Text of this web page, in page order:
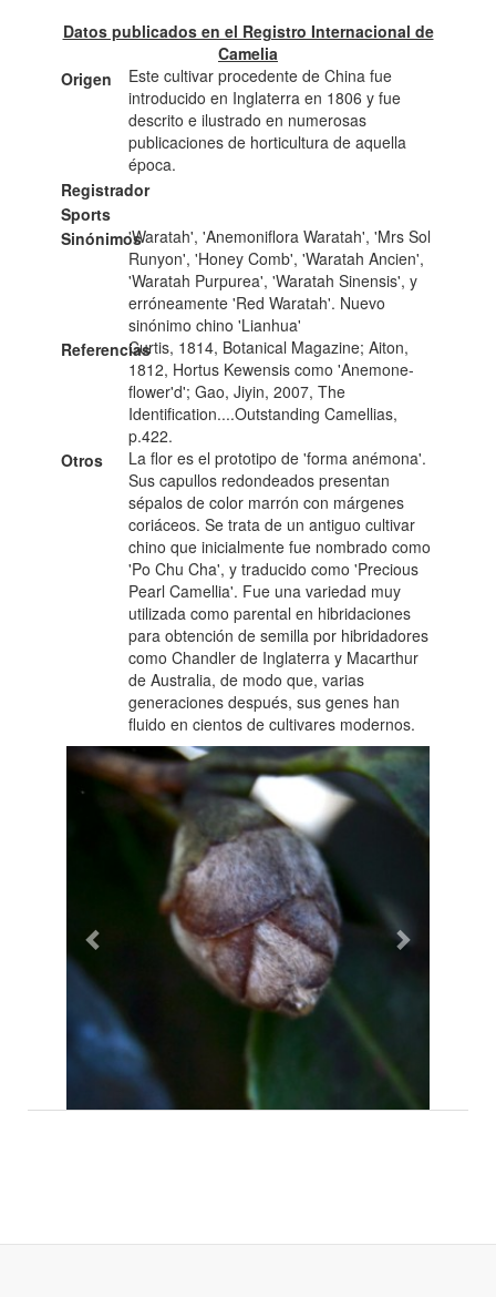
Datos publicados en el Registro Internacional de
Camelia
Origen
Este cultivar procedente de China fue
introducido en Inglaterra en 1806 y fue
descrito e ilustrado en numerosas
publicaciones de horticultura de aquella
época.
Registrador
Sports
Sinónimos'Waratah', 'Anemoniflora Waratah', 'Mrs Sol
Runyon', 'Honey Comb', 'Waratah Ancien',
'Waratah Purpurea', 'Waratah Sinensis', y
erróneamente 'Red Waratah'. Nuevo
sinónimo chino 'Lianhua'
ReferenciasCurtis, 1814, Botanical Magazine; Aiton,
1812, Hortus Kewensis como 'Anemone-
flower'd'; Gao, Jiyin, 2007, The
Identification....Outstanding Camellias,
p.422.
Otros
La flor es el prototipo de 'forma anémona'.
Sus capullos redondeados presentan
sépalos de color marrón con márgenes
coriáceos. Se trata de un antiguo cultivar
chino que inicialmente fue nombrado como
'Po Chu Cha', y traducido como 'Precious
Pearl Camellia'. Fue una variedad muy
utilizada como parental en hibridaciones
para obtención de semilla por hibridadores
como Chandler de Inglaterra y Macarthur
de Australia, de modo que, varias
generaciones después, sus genes han
fluido en cientos de cultivares modernos.